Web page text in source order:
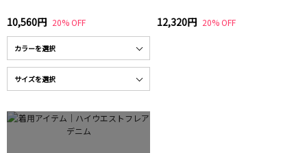
10,560円 20% OFF 12,320円 20% OFF